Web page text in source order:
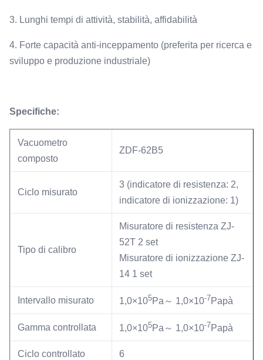
3. Lunghi tempi di attività, stabilità, affidabilità
4. Forte capacità anti-inceppamento (preferita per ricerca e
sviluppo e produzione industriale)
Specifiche:
Vacuometro
composto
ZDF-62B5
Ciclo misurato
3 (indicatore di resistenza: 2,
indicatore di ionizzazione: 1)
Tipo di calibro
Misuratore di resistenza ZJ-
52T 2 set
Misuratore di ionizzazione ZJ-
14 1 set
Intervallo misurato 1,0×105Pa～ 1,0×10-7Papà
Gamma controllata 1,0×105Pa～ 1,0×10-7Papà
Ciclo controllato 6